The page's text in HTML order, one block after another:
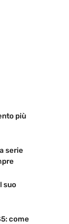
più
serie
suo
come